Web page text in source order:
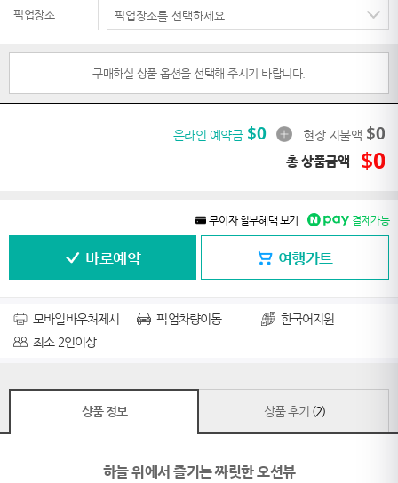
픽업장소
구매하실 상품 옵션을 선택해 주시기 바랍니다.
온라인 예약금 $0 현장 지불액 $0
총 상품금액 $0
무이자 할부혜택 보기 결제가능
바로예약 여행카트
모바일바우처제시 픽업차량이동
한국어지원
최소 2인이상
상품 정보 상품 후기 (2)
하늘 위에서 즐기는 짜릿한 오션뷰